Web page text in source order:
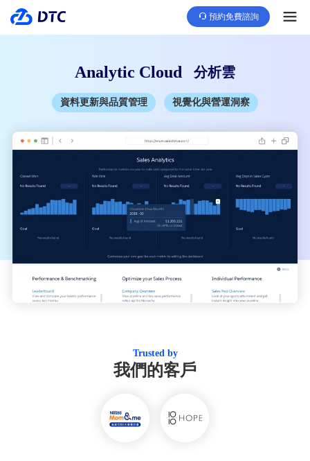
預約免費諮詢
Analytic Cloud 分析雲
資料更新與品質管理 視覺化與營運洞察
Trusted by
我們的客戶